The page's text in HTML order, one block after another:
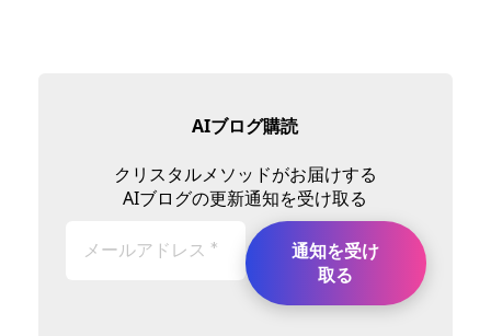
AIブログ購読
クリスタルメソッドがお届けする
AIブログの更新通知を受け取る